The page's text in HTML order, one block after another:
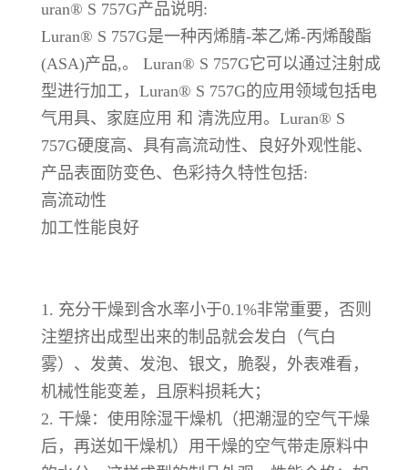
uran® S 757G产品说明:
Luran® S 757G是一种丙烯腈-苯乙烯-丙烯酸酯
(ASA)产品,。 Luran® S 757G它可以通过注射成
型进行加工，Luran® S 757G的应用领域包括电
气用具、家庭应用 和 清洗应用。Luran® S
757G硬度高、具有高流动性、良好外观性能、
产品表面防变色、色彩持久特性包括:
高流动性
加工性能良好
1. 充分干燥到含水率小于0.1%非常重要，否则
注塑挤出成型出来的制品就会发白（气白
雾）、发黄、发泡、银文，脆裂，外表难看，
机械性能变差，且原料损耗大；
2. 干燥：使用除湿干燥机（把潮湿的空气干燥
后，再送如干燥机）用干燥的空气带走原料中